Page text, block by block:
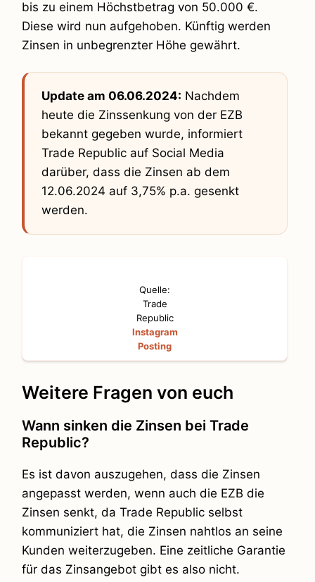
bis zu einem Höchstbetrag von 50.000 €.
Diese wird nun aufgehoben. Künftig werden
Zinsen in unbegrenzter Höhe gewährt.
Update am 06.06.2024: Nachdem
heute die Zinssenkung von der EZB
bekannt gegeben wurde, informiert
Trade Republic auf Social Media
darüber, dass die Zinsen ab dem
12.06.2024 auf 3,75% p.a. gesenkt
werden.
Quelle:
Trade
Republic
Instagram
Posting
Weitere Fragen von euch
Wann sinken die Zinsen bei Trade
Republic?
Es ist davon auszugehen, dass die Zinsen
angepasst werden, wenn auch die EZB die
Zinsen senkt, da Trade Republic selbst
kommuniziert hat, die Zinsen nahtlos an seine
Kunden weiterzugeben. Eine zeitliche Garantie
für das Zinsangebot gibt es also nicht.